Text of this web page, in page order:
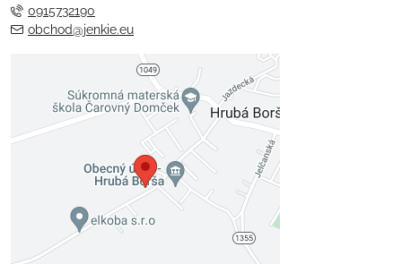
0915732190
obchod@jenkie.eu
Externý obsah je blokovaný
Voľbami súkromia
Prajete si načítať externý obsah?
Povoliť tentokrát
Povoliť a zapamätať - súhlas s